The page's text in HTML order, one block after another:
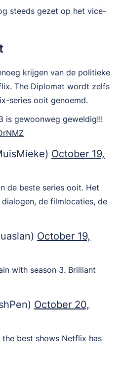
steeds gezet op het vice-
krijgen van de politieke
The Diplomat wordt zelfs
series ooit genoemd.
is gewoonweg geweldig!!!
October 19,
de beste series ooit. Het
de filmlocaties, de
October 19,
with season 3. Brilliant
October 20,
best shows Netflix has